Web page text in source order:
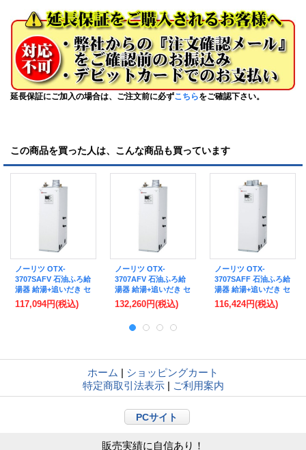
延長保証にご加入の場合は、ご注文前に必ずこちらをご確認下さい。
この商品を買った人は、こんな商品も買っています
ノーリツ OTX-
3707SAFV 石油ふろ給
湯器 給湯+追いだき セ
ミ貯湯式 オート 1階給
湯専用 屋内据置形 台
117,094円(税込)
ノーリツ OTX-
3707AFV 石油ふろ給
湯器 給湯+追いだき セ
ミ貯湯式 フルオート 1
階給湯専用 屋内据置
脱着式 浴室リモコン
132,260円(税込)
ノーリツ OTX-
3707SAFF 石油ふろ給
湯器 給湯+追いだき セ
ミ貯湯式 オート 1階給
湯専用 屋内据置形 台
116,424円(税込)
ホーム | ショッピングカート
特定商取引法表示 | ご利用案内
PCサイト
販売実績に自信あり！